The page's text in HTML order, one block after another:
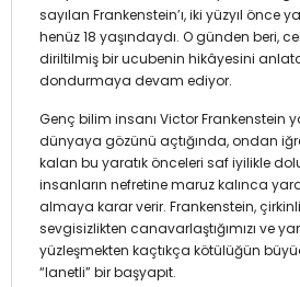
sayılan Frankenstein’ı, iki yüzyıl önce
henüz 18 yaşındaydı. O günden beri,
diriltilmiş bir ucubenin hikâyesini
dondurmaya devam ediyor.
Genç bilim insanı Victor Frankenstein
dünyaya gözünü açtığında, ondan
kalan bu yaratık önceleri saf iyilikle
insanların nefretine maruz kalınca
almaya karar verir. Frankenstein,
sevgisizlikten canavarlaştığımızı ve
yüzleşmekten kaçtıkça kötülüğün
“lanetli” bir başyapıt.